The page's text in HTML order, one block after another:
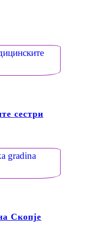
сестри
Скопје